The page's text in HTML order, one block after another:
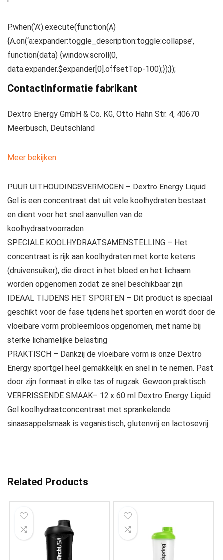
P.when(‘A’).execute(function(A)
{A.on(‘a:expander:toggle_description:toggle:collapse’,
function(data) {window.scroll(0,
data.expander.$expander[0].offsetTop-100);});});
Contactinformatie fabrikant
Dextro Energy GmbH & Co. KG, Otto Hahn Str. 4, 40670
Meerbusch, Deutschland
Meer bekijken
PUUR UITHOUDINGSVERMOGEN – Dextro Energy Liquid
Gel is een concentraat dat uit vele koolhydraten bestaat
en dient voor het snel aanvullen van de
koolhydraatvoorraden
SPECIALE KOOLHYDRAATSAMENSTELLING – Het
concentraat is rijk aan koolhydraten met korte ketens
(druivensuiker), die direct in het bloed en het lichaam
worden opgenomen zodat ze snel beschikbaar zijn
IDEAAL TIJDENS HET SPORTEN – Dit product is speciaal
geschikt voor de fase tijdens het sporten en wordt door de
vloeibare vorm probleemloos opgenomen, met name bij
sterke lichamelijke belasting
PRAKTISCH – Dankzij de vloeibare vorm is onze Dextro
Energy sportgel heel gemakkelijk en snel in te nemen. Past
door zijn formaat in elke tas of rugzak. Gewoon praktisch
VERFRISSENDE SMAAK– 12 x 60 ml Dextro Energy Liquid
Gel koolhydraatconcentraat met sprankelende
sinaasappelsmaak is veganistisch, glutenvrij en lactosevrij
Related Products